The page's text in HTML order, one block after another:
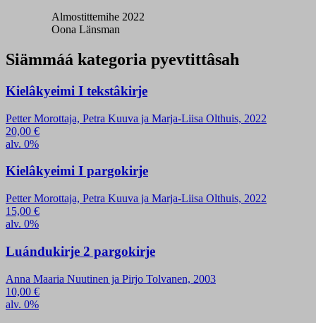
Almostittemihe 2022
Oona Länsman
Siämmáá kategoria pyevtittâsah
Kielâkyeimi I tekstâkirje
Petter Morottaja, Petra Kuuva ja Marja-Liisa Olthuis, 2022
20,00 €
alv. 0%
Kielâkyeimi I pargokirje
Petter Morottaja, Petra Kuuva ja Marja-Liisa Olthuis, 2022
15,00 €
alv. 0%
Luándukirje 2 pargokirje
Anna Maaria Nuutinen ja Pirjo Tolvanen, 2003
10,00 €
alv. 0%